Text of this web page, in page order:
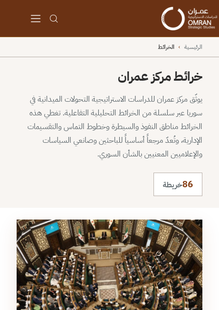
الرئيسية › الخرائط
خرائط مركز عمران
يوثّق مركز عمران للدراسات الاستراتيجية التحولات الميدانية في
سوريا عبر سلسلة من الخرائط التحليلية التفاعلية. تغطي هذه
الخرائط مناطق النفوذ والسيطرة وخطوط التماس والتقسيمات
الإدارية، وتُعدّ مرجعاً أساسياً للباحثين وصانعي السياسات
والإعلاميين المعنيين بالشأن السوري.
86خريطة